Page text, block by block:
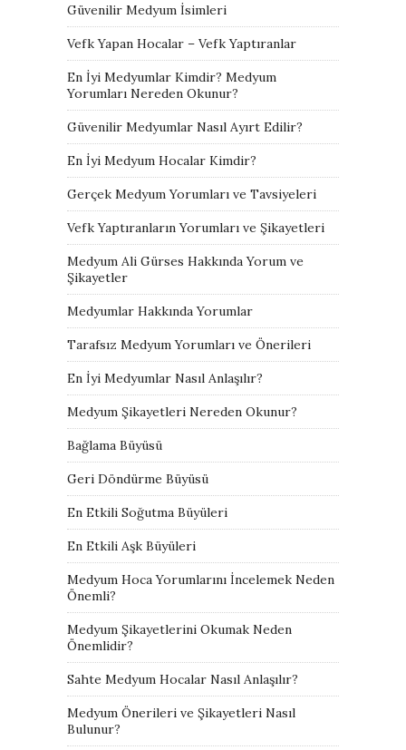
Güvenilir Medyum İsimleri
Vefk Yapan Hocalar – Vefk Yaptıranlar
En İyi Medyumlar Kimdir? Medyum
Yorumları Nereden Okunur?
Güvenilir Medyumlar Nasıl Ayırt Edilir?
En İyi Medyum Hocalar Kimdir?
Gerçek Medyum Yorumları ve Tavsiyeleri
Vefk Yaptıranların Yorumları ve Şikayetleri
Medyum Ali Gürses Hakkında Yorum ve
Şikayetler
Medyumlar Hakkında Yorumlar
Tarafsız Medyum Yorumları ve Önerileri
En İyi Medyumlar Nasıl Anlaşılır?
Medyum Şikayetleri Nereden Okunur?
Bağlama Büyüsü
Geri Döndürme Büyüsü
En Etkili Soğutma Büyüleri
En Etkili Aşk Büyüleri
Medyum Hoca Yorumlarını İncelemek Neden
Önemli?
Medyum Şikayetlerini Okumak Neden
Önemlidir?
Sahte Medyum Hocalar Nasıl Anlaşılır?
Medyum Önerileri ve Şikayetleri Nasıl
Bulunur?